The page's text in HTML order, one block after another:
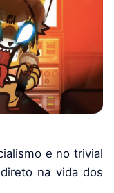
e no trivial
na vida dos